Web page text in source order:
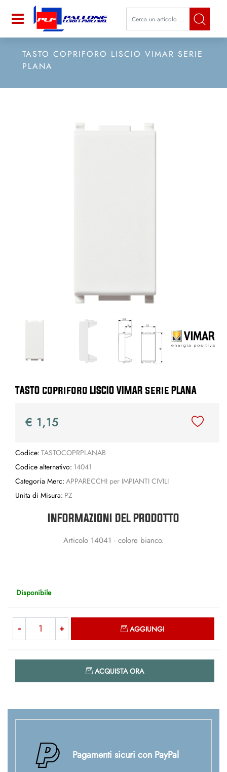
Open La modifica di un filtro
TASTO COPRIFORO LISCIO VIMAR SERIE
PLANA
TASTO copriforo LISCIO VIMAR serie PLANA
€ 1,15
Codice: TASTOCOPRPLANAB
Codice alternativo: 14041
Categoria Merc: APPARECCHI per IMPIANTI CIVILI
Unita di Misura: PZ
INFORMAZIONI DEL PRODOTTO
Articolo 14041 - colore bianco.
Disponibile
AGGIUNGI
ACQUISTA ORA
Pagamenti sicuri con PayPal